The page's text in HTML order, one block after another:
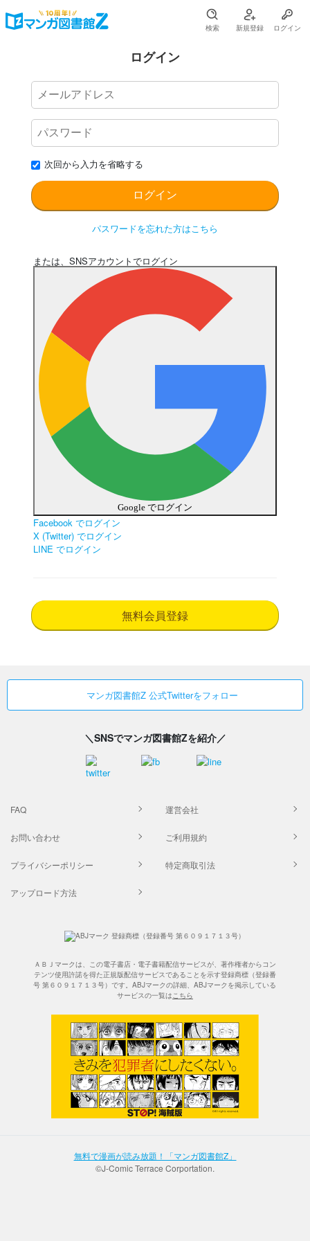
検索 新規登録 ログイン
ログイン
次回から入力を省略する
パスワードを忘れた方はこちら
または、SNSアカウントでログイン
Google でログイン
Facebook でログイン
X (Twitter) でログイン
LINE でログイン
無料会員登録
マンガ図書館Z 公式Twitterをフォロー
＼SNSでマンガ図書館Zを紹介／
FAQ 運営会社
お問い合わせ ご利用規約
プライバシーポリシー 特定商取引法
アップロード方法
ＡＢＪマークは、この電子書店・電子書籍配信サービスが、著作権者からコン
テンツ使用許諾を得た正規版配信サービスであることを示す登録商標（登録番
号 第６０９１７１３号）です。ABJマークの詳細、ABJマークを掲示している
サービスの一覧はこちら
無料で漫画が読み放題！「マンガ図書館Z」
©J-Comic Terrace Corportation.